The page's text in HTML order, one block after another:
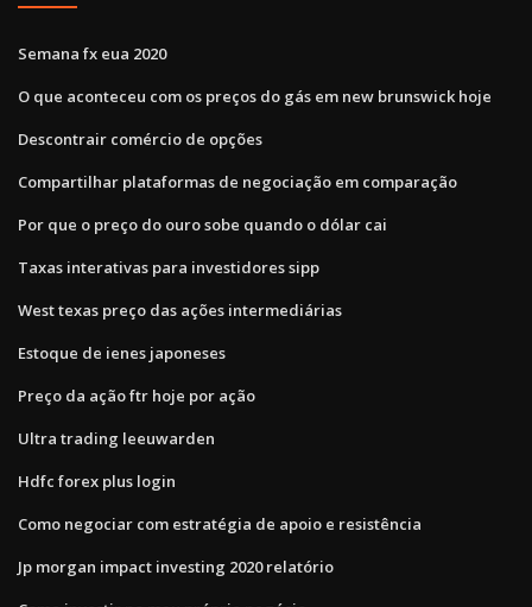
Semana fx eua 2020
O que aconteceu com os preços do gás em new brunswick hoje
Descontrair comércio de opções
Compartilhar plataformas de negociação em comparação
Por que o preço do ouro sobe quando o dólar cai
Taxas interativas para investidores sipp
West texas preço das ações intermediárias
Estoque de ienes japoneses
Preço da ação ftr hoje por ação
Ultra trading leeuwarden
Hdfc forex plus login
Como negociar com estratégia de apoio e resistência
Jp morgan impact investing 2020 relatório